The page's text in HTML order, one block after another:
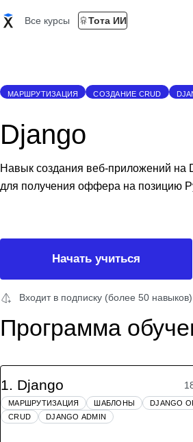
Все курсы Тота ИИ
МАРШРУТИЗАЦИЯ СОЗДАНИЕ CRUD
Django
Навык создания веб-приложений на
для получения оффера на позицию
Начать учиться
Входит в подписку (более 50 навыков)
Программа
1. Django
МАРШРУТИЗАЦИЯ ШАБЛОНЫ DJANGO
CRUD
DJANGO ADMIN